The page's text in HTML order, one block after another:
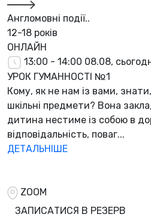
Англомовні події..
12-18 років
ОНЛАЙН
13:00 - 14:00 08.08,
УРОК ГУМАННОСТІ №1
Кому, як не нам із вами,
шкільні предмети? Вона
дитина нестиме із собою в
відповідальність, поваг...
ДЕТАЛЬНІШЕ
ZOOM
ЗАПИСАТИСЯ В РЕЗЕРВ